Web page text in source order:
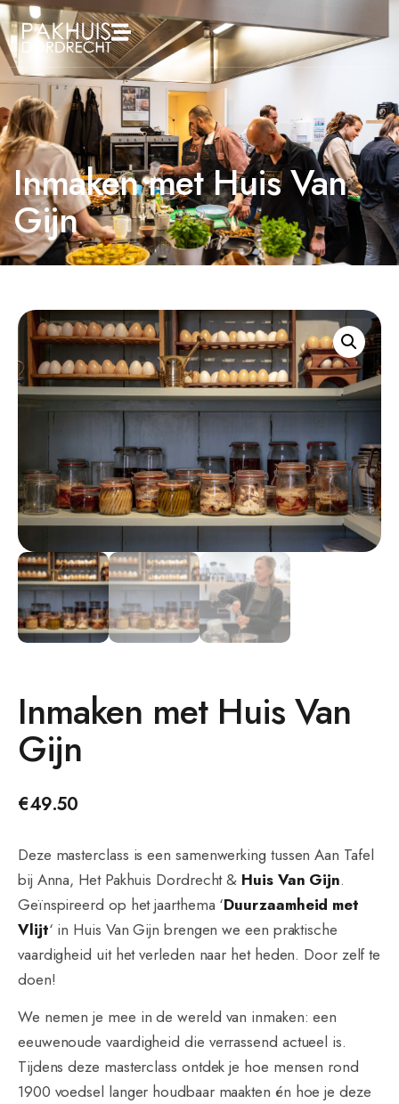
Inmaken met Huis Van
Gijn
Inmaken met Huis Van
Gijn
€49.50
Deze masterclass is een samenwerking tussen Aan Tafel
bij Anna, Het Pakhuis Dordrecht & Huis Van Gijn.
Geïnspireerd op het jaarthema ‘Duurzaamheid met
Vlijt‘ in Huis Van Gijn brengen we een praktische
vaardigheid uit het verleden naar het heden. Door zelf te
doen!
We nemen je mee in de wereld van inmaken: een
eeuwenoude vaardigheid die verrassend actueel is.
Tijdens deze masterclass ontdek je hoe mensen rond
1900 voedsel langer houdbaar maakten én hoe je deze